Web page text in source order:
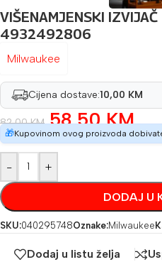
VIŠENAMJENSKI
4932492806
Milwaukee
Cijena dostave:10,00 KM
82,00KM 58,50KM
🎁Kupovinom ovog proizvoda
- +
DODAJ U
SKU:040295748Oznake:Milwaukee
Dodaj u listu želja